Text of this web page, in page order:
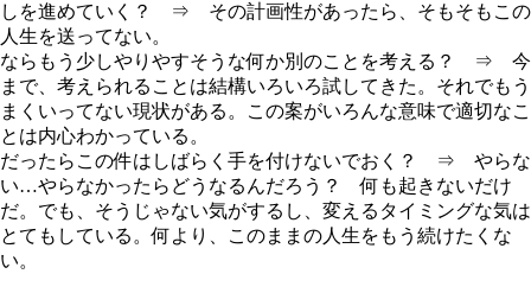
しを進めていく？ ⇒ その計画性があったら、そもそもこの
人生を送ってない。
ならもう少しやりやすそうな何か別のことを考える？ ⇒ 今
まで、考えられることは結構いろいろ試してきた。それでもう
まくいってない現状がある。この案がいろんな意味で適切なこ
とは内心わかっている。
だったらこの件はしばらく手を付けないでおく？ ⇒ やらな
い…やらなかったらどうなるんだろう？ 何も起きないだけ
だ。でも、そうじゃない気がするし、変えるタイミングな気は
とてもしている。何より、このままの人生をもう続けたくな
い。